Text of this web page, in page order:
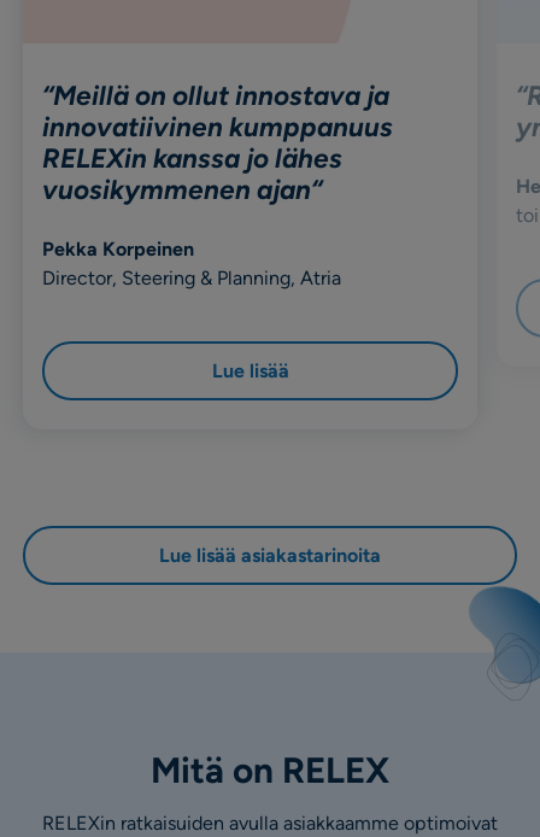
“Meillä on ollut innostava ja
innovatiivinen kumppanuus
RELEXin kanssa jo lähes
vuosikymmenen ajan“
Pekka Korpeinen
Director, Steering & Planning, Atria
Lue lisää
“
Lue lisää asiakastarinoita
Mitä on RELEX
RELEXin ratkaisuiden avulla asiakkaamme optimoivat